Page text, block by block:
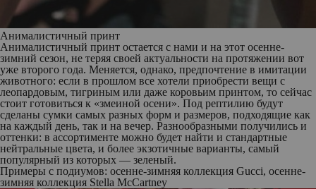
Анималистичный принт
Анималистичный принт остается с нами и на этот осенне-
зимний сезон, не теряя своей актуальности на протяжении вот
уже второго года. Меняется, однако, предпочтение в имитации
животного: если в прошлом все хотели приобрести вещи с
леопардовым, тигриным или даже коровьим принтом, то сейчас
стоит готовиться к «змеиной осени». Под рептилию будут
сделаны сумки самых разных форм и размеров, подходящие как
на каждый день, так и на вечер. Разнообразными получились и
оттенки: в ассортименте можно будет найти и стандартные
нейтральные цвета, и более экзотичные варианты, самый
популярный из которых — зеленый.
Примеры с подиумов: осенне-зимняя коллекция Gucci, осенне-
зимняя коллекция Stella McCartney